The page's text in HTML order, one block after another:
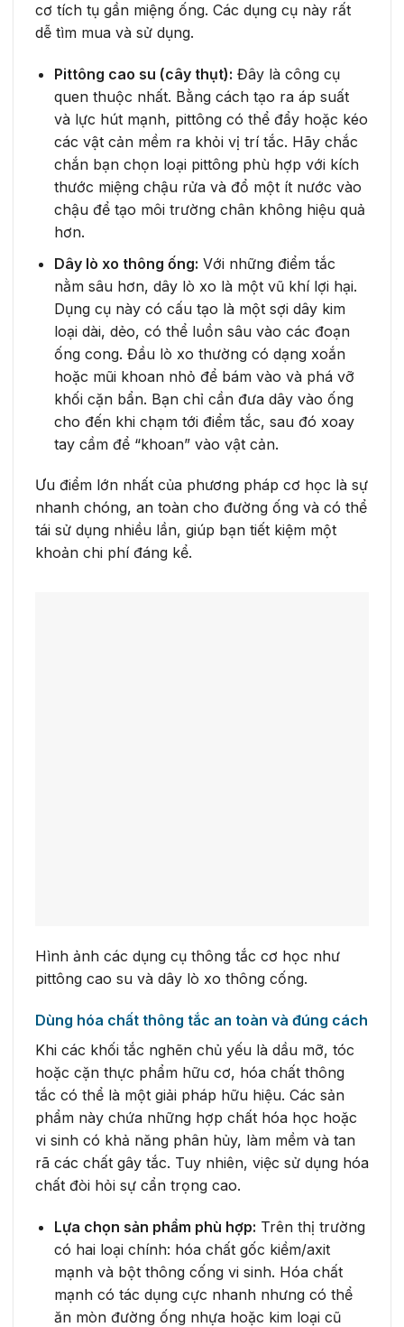
cơ tích tụ gần miệng ống. Các dụng cụ này rất
dễ tìm mua và sử dụng.
Pittông cao su (cây thụt): Đây là công cụ
quen thuộc nhất. Bằng cách tạo ra áp suất
và lực hút mạnh, pittông có thể đẩy hoặc kéo
các vật cản mềm ra khỏi vị trí tắc. Hãy chắc
chắn bạn chọn loại pittông phù hợp với kích
thước miệng chậu rửa và đổ một ít nước vào
chậu để tạo môi trường chân không hiệu quả
hơn.
Dây lò xo thông ống: Với những điểm tắc
nằm sâu hơn, dây lò xo là một vũ khí lợi hại.
Dụng cụ này có cấu tạo là một sợi dây kim
loại dài, dẻo, có thể luồn sâu vào các đoạn
ống cong. Đầu lò xo thường có dạng xoắn
hoặc mũi khoan nhỏ để bám vào và phá vỡ
khối cặn bẩn. Bạn chỉ cần đưa dây vào ống
cho đến khi chạm tới điểm tắc, sau đó xoay
tay cầm để “khoan” vào vật cản.
Ưu điểm lớn nhất của phương pháp cơ học là sự
nhanh chóng, an toàn cho đường ống và có thể
tái sử dụng nhiều lần, giúp bạn tiết kiệm một
khoản chi phí đáng kể.
Hình ảnh các dụng cụ thông tắc cơ học như
pittông cao su và dây lò xo thông cống.
Dùng hóa chất thông tắc an toàn và đúng cách
Khi các khối tắc nghẽn chủ yếu là dầu mỡ, tóc
hoặc cặn thực phẩm hữu cơ, hóa chất thông
tắc có thể là một giải pháp hữu hiệu. Các sản
phẩm này chứa những hợp chất hóa học hoặc
vi sinh có khả năng phân hủy, làm mềm và tan
rã các chất gây tắc. Tuy nhiên, việc sử dụng hóa
chất đòi hỏi sự cẩn trọng cao.
Lựa chọn sản phẩm phù hợp: Trên thị trường
có hai loại chính: hóa chất gốc kiềm/axit
mạnh và bột thông cống vi sinh. Hóa chất
mạnh có tác dụng cực nhanh nhưng có thể
ăn mòn đường ống nhựa hoặc kim loại cũ